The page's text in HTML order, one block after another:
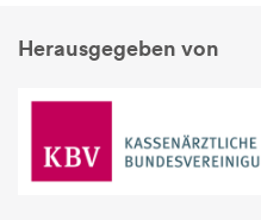
Herausgegeben von